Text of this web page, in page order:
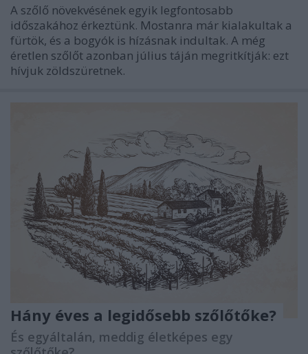
A szőlő növekvésének egyik legfontosabb
időszakához érkeztünk. Mostanra már kialakultak a
fürtök, és a bogyók is hízásnak indultak. A még
éretlen szőlőt azonban július táján megritkítják: ezt
hívjuk zöldszüretnek.
Hány éves a legidősebb szőlőtőke?
És egyáltalán, meddig életképes egy